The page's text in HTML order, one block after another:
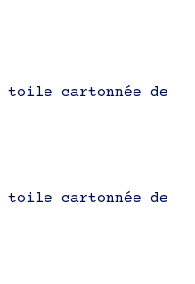
toile cartonnée de
toile cartonnée de